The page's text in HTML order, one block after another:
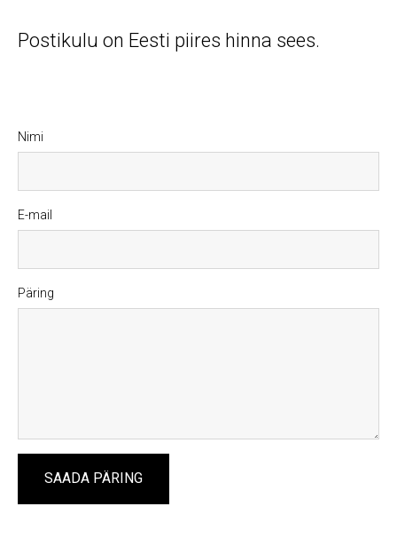
Postikulu on Eesti piires hinna sees.
Nimi
E-mail
Päring